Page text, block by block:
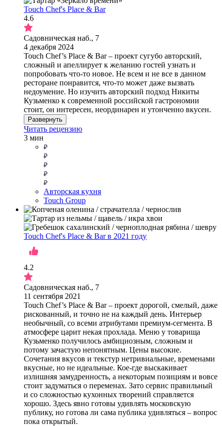
Touch Chef's Place & Bar
4.6
Садовническая наб., 7
4 декабря 2024
Touch Chef’s Place & Bar – проект сугубо авторский,
сложный и апеллирует к желанию гостей узнать и
попробовать что-то новое. Не всем и не все в данном
ресторане понравится, что-то может даже вызвать
недоумение. Но изучить авторский подход Никиты
Кузьменко к современной российской гастрономии
стоит, он интересен, неординарен и утонченно вкусен.
Развернуть
Читать рецензию
3 мин
Авторская кухня
Touch Group
Touch Chef's Place & Bar в 2021 году
4.2
Садовническая наб., 7
11 сентября 2021
Touch Chef’s Place & Bar – проект дорогой, смелый, даже
рискованный, и точно не на каждый день. Интерьер
необычный, со всеми атрибутами премиум-сегмента. В
атмосфере царит некая прохлада. Меню у товарища
Кузьменко получилось амбициозным, сложным и
потому зачастую непонятным. Цены высокие.
Сочетания вкусов и текстур нетривиальные, временами
вкусные, но не идеальные. Кое-где выскакивает
излишняя замудренность, а некоторым позициям и вовсе
стоит задуматься о переменах. Зато сервис правильный
и со сложностью кухонных творений справляется
хорошо. Здесь явно готовы удивлять московскую
публику, но готова ли сама публика удивляться – вопрос
пока открытый.